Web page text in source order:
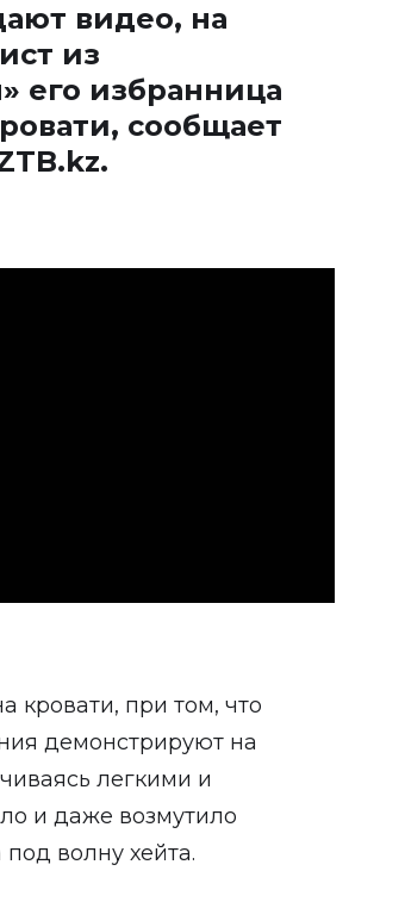
видео, на
из
его избранница
сообщает
.
кровати, при том, что
демонстрируют на
легкими и
и даже возмутило
волну хейта.